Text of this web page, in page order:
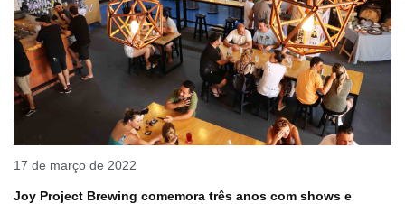
17 de março de 2022
Joy Project Brewing comemora três anos com shows e